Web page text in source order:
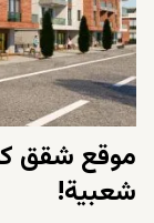
موقع شقق
شعبية!